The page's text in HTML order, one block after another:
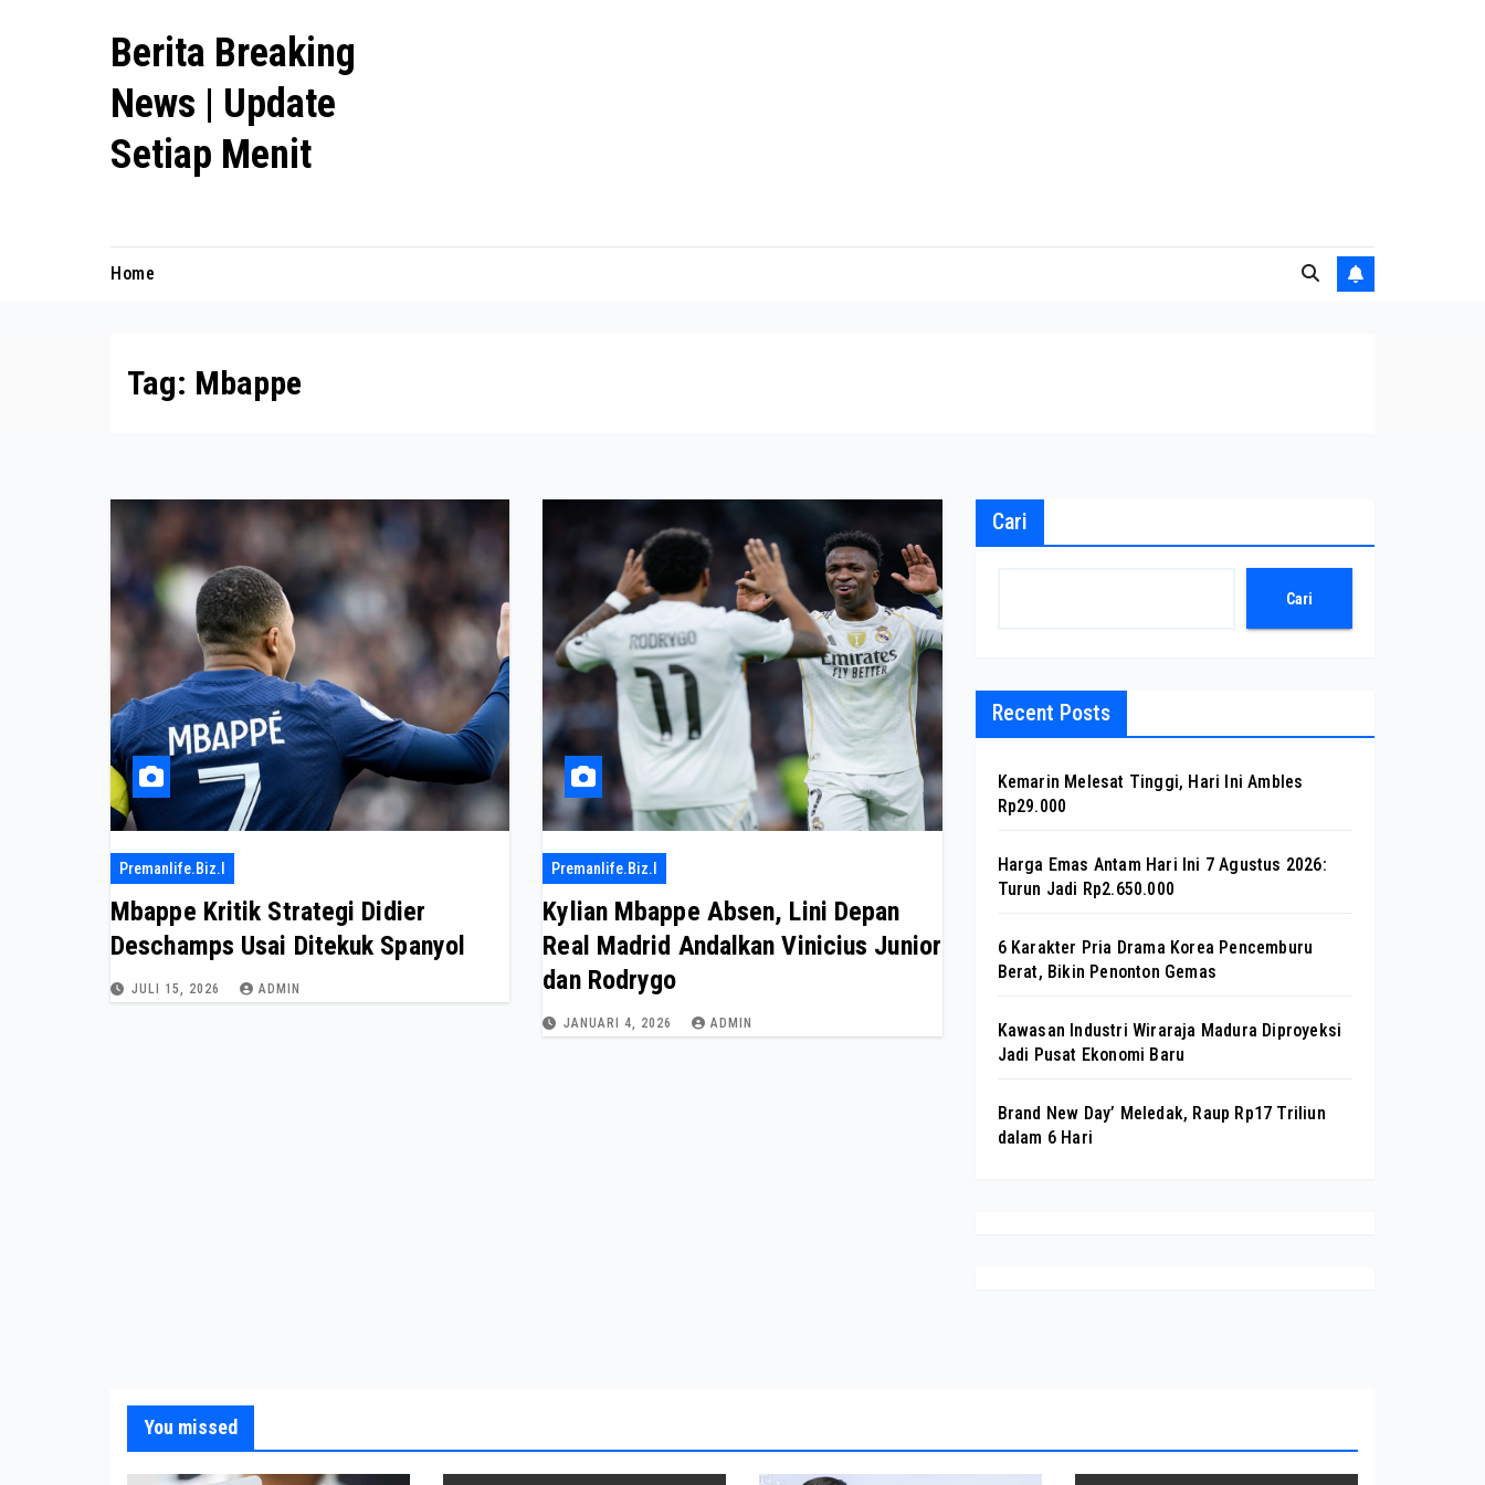
Berita Breaking
News | Update
Setiap Menit
Home
Tag: Mbappe
Premanlife.biz.i
Mbappe Kritik Strategi Didier
Deschamps Usai Ditekuk Spanyol
JULI 15, 2026 ADMIN
Premanlife.biz.i
Kylian Mbappe Absen, Lini Depan
Real Madrid Andalkan Vinicius Junior
dan Rodrygo
JANUARI 4, 2026 ADMIN
Cari
Cari
Recent Posts
Kemarin Melesat Tinggi, Hari Ini Ambles
Rp29.000
Harga Emas Antam Hari Ini 7 Agustus 2026:
Turun Jadi Rp2.650.000
6 Karakter Pria Drama Korea Pencemburu
Berat, Bikin Penonton Gemas
Kawasan Industri Wiraraja Madura Diproyeksi
Jadi Pusat Ekonomi Baru
Brand New Day’ Meledak, Raup Rp17 Triliun
dalam 6 Hari
You missed